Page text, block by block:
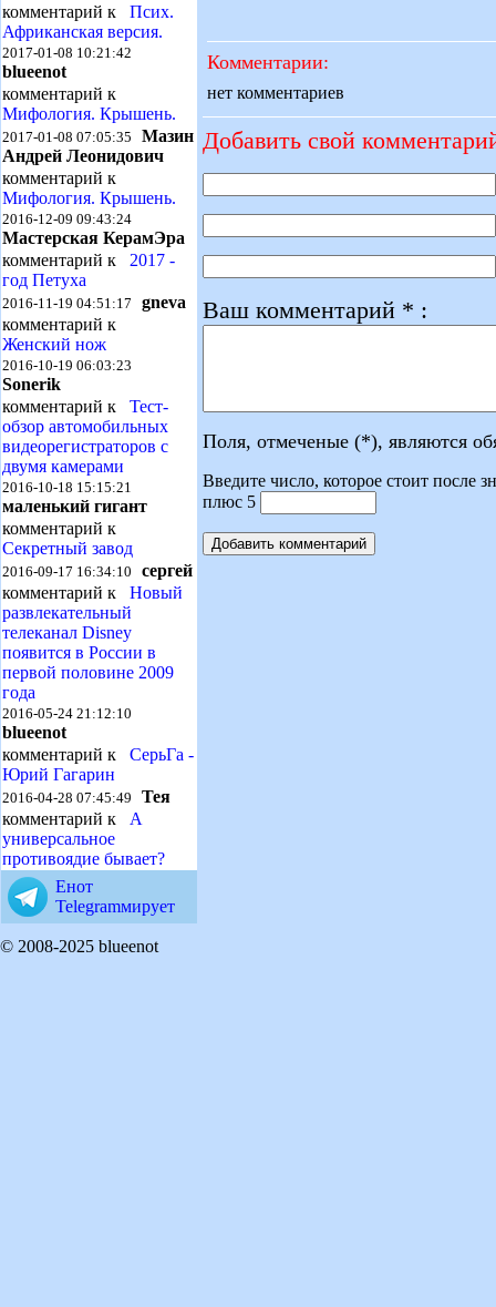
комментарий к Псих.
Африканская версия.
2017-01-08 10:21:42
blueenot
комментарий к
Мифология. Крышень.
2017-01-08 07:05:35 Мазин
Андрей Леонидович
комментарий к
Мифология. Крышень.
2016-12-09 09:43:24
Мастерская КерамЭра
комментарий к 2017 -
год Петуха
2016-11-19 04:51:17 gneva
комментарий к
Женский нож
2016-10-19 06:03:23
Sonerik
комментарий к Тест-
обзор автомобильных
видеорегистраторов с
двумя камерами
2016-10-18 15:15:21
маленький гигант
комментарий к
Секретный завод
2016-09-17 16:34:10 сергей
комментарий к Новый
развлекательный
телеканал Disney
появится в России в
первой половине 2009
года
2016-05-24 21:12:10
blueenot
комментарий к СерьГа -
Юрий Гагарин
2016-04-28 07:45:49 Тея
комментарий к А
универсальное
противоядие бывает?
Енот
Telegramмирует
Комментарии:
нет комментариев
Добавить свой
Ваш комментарий * :
Поля, отмеченые (*), являются
Введите число, которое стоит после
плюс 5
© 2008-2025 blueenot